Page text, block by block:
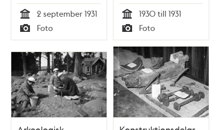
Tid
2 september 1931
Typ
Foto Tid
1930 till 1931
Typ
Foto